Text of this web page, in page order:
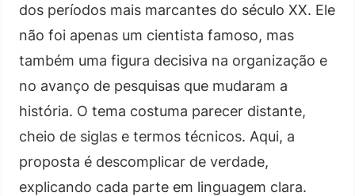
dos períodos mais marcantes do século XX. Ele
não foi apenas um cientista famoso, mas
também uma figura decisiva na organização e
no avanço de pesquisas que mudaram a
história. O tema costuma parecer distante,
cheio de siglas e termos técnicos. Aqui, a
proposta é descomplicar de verdade,
explicando cada parte em linguagem clara.